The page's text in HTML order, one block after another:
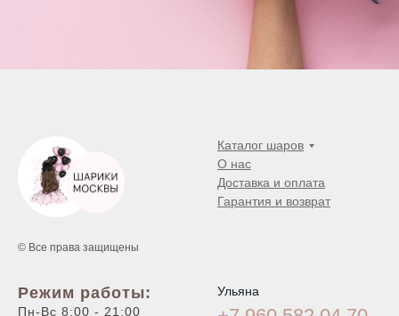
© Все права защищены
Каталог шаров
О нас
Доставка и оплата
Гарантия и возврат
Режим работы:
Пн-Вс 8:00 - 21:00
Ульяна